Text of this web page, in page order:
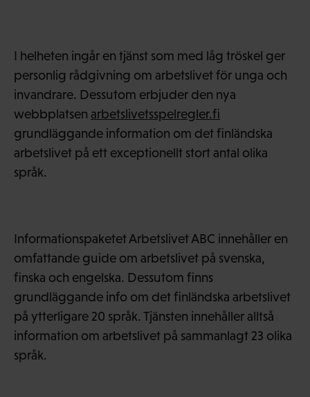
I helheten ingår en tjänst som med låg tröskel ger
personlig rådgivning om arbetslivet för unga och
invandrare. Dessutom erbjuder den nya
webbplatsen arbetslivetsspelregler.fi
grundläggande information om det finländska
arbetslivet på ett exceptionellt stort antal olika
språk.
Informationspaketet Arbetslivet ABC innehåller en
omfattande guide om arbetslivet på svenska,
finska och engelska. Dessutom finns
grundläggande info om det finländska arbetslivet
på ytterligare 20 språk. Tjänsten innehåller alltså
information om arbetslivet på sammanlagt 23 olika
språk.